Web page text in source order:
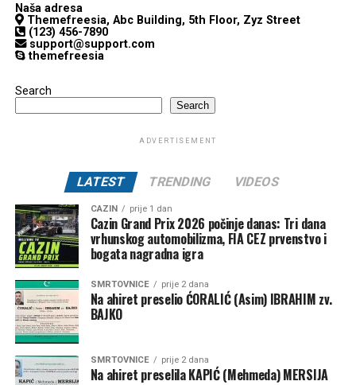
Naša adresa
Themefreesia, Abc Building, 5th Floor, Zyz Street
(123) 456-7890
support@support.com
themefreesia
Search
Search
ADVERTISEMENT
LATEST TRENDING VIDEOS
CAZIN prije 1 dan
Cazin Grand Prix 2026 počinje danas: Tri dana
vrhunskog automobilizma, FIA CEZ prvenstvo i
bogata nagradna igra
SMRTOVNICE prije 2 dana
Na ahiret preselio ĆORALIĆ (Asim) IBRAHIM zv.
BAJKO
SMRTOVNICE prije 2 dana
Na ahiret preselila KAPIĆ (Mehmeda) MERSIJA